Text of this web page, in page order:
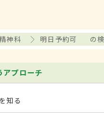
精神科 明日予約可 の
アプローチ
を知る